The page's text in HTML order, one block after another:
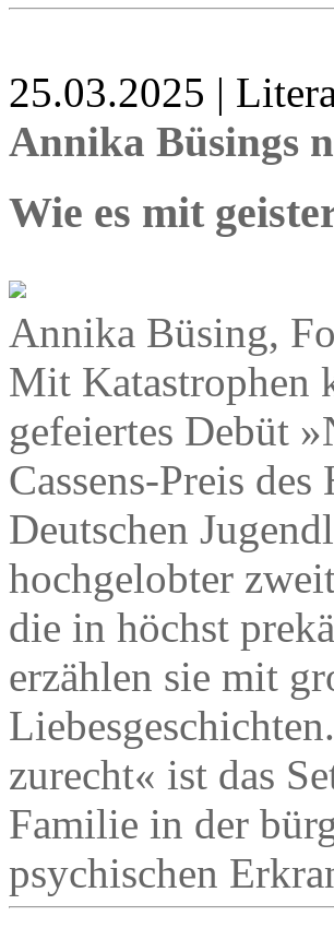
25.03.2025 |
Annika Büsings
Wie es mit
Annika Büsing,
Mit Katastrophen
gefeiertes Debüt
Cassens-Preis
Deutschen
hochgelobter
die in höchst
erzählen sie mit
zurecht« ist das
Familie in der
psychischen